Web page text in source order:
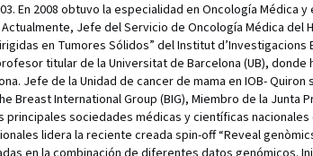
En 2008 obtuvo la especialidad en Oncología Médica
Jefe del Servicio de Oncología Médica del
en Tumores Sólidos” del Institut d’Investigacions
titular de la Universitat de Barcelona (UB),
Jefe de la Unidad de cancer de mama en IOB-
Breast International Group (BIG), Miembro de la Junta
principales sociedades médicas y científicas
lidera la reciente creada spin-off “Reveal